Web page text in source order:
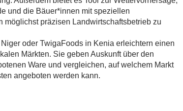
und die Bäuer*innen mit speziellen
möglichst präzisen Landwirtschaftsbetrieb zu
oder TwigaFoods in Kenia erleichtern einen
Märkten. Sie geben Auskunft über den
Ware und vergleichen, auf welchem Markt
angeboten werden kann.